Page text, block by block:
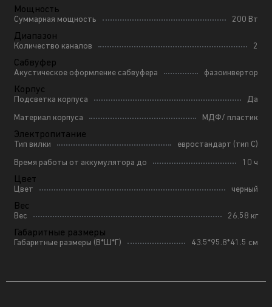
Мощность
Суммарная мощность 200 Вт
Диапазон
Количество каналов 2
Сабвуфер
Акустическое оформление сабвуфера фазоинвертор
Корпус
Подсветка корпуса
Да
Материал корпуса
МДФ/ пластик
Электропитание
Тип вилки
евростандарт (тип C)
Время работы от аккумулятора до
10 ч
Цвет
Цвет черный
Вес
Вес 26.58 кг
Габаритные размеры
Габаритные размеры (В*Ш*Г) 43.5*95.8*41.5 см